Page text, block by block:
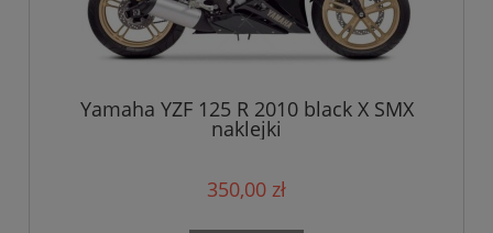
Yamaha YZF 125 R 2010 black X SMX
naklejki
350,00 zł